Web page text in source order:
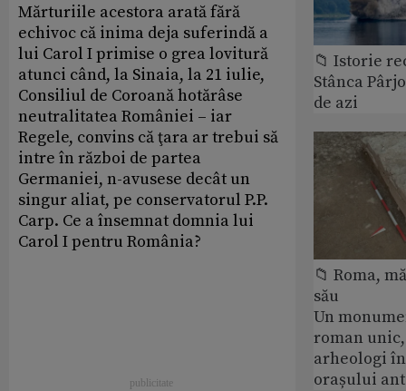
Mărturiile acestora arată fără
echivoc că inima deja suferindă a
lui Carol I primise o grea lovitură
atunci când, la Sinaia, la 21 iulie,
Consiliul de Coroană hotărâse
neutralitatea României – iar
Regele, convins că ţara ar trebui să
intre în război de partea
Germaniei, n-avusese decât un
singur aliat, pe conservatorul P.P.
Carp. Ce a însemnat domnia lui
Carol I pentru România?
📁 Istorie
Stânca
de azi
📁 Roma,
său
Un
roman
arheologi
orașului